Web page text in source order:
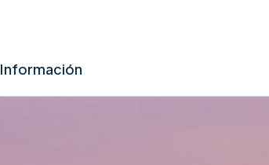
Información